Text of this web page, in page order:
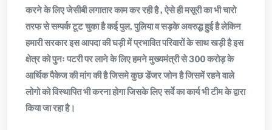
करने के लिए जेसीबी लगातार काम कर रही है , ऐसे ही मसूरी का भी चारो
तरफ से सम्पर्क टूट चुका है कई पुल, पुलिया व सड़के अवरुद्ध हुई है लेकिन
हमारी सरकार इस आपदा की घड़ी में प्रभावित परिवारों के साथ खड़ी है इस
क्षेत्र को पुनः पटरी पर लाने के लिए हमने मुख्यमंत्री से 300 करोड़ के
आर्थिक पैकेज की मांग की है जिसमे कुछ डेंजर जोन है जिसमें रहने वाले
लोगो को विस्थापित भी करना होगा जिसके लिए सर्वे का कार्य भी टीम के द्वारा
किया जा रहा है।